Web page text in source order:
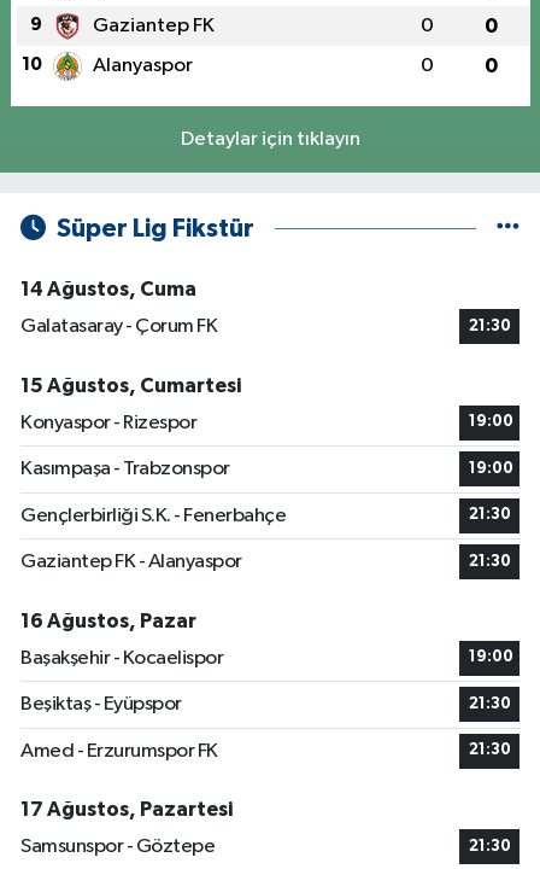
9 Gaziantep FK 0 0
10 Alanyaspor 0 0
Detaylar için tıklayın
Süper Lig Fikstür
14 Ağustos, Cuma
Galatasaray - Çorum FK
21:30
15 Ağustos, Cumartesi
Konyaspor - Rizespor
19:00
Kasımpaşa - Trabzonspor 19:00
Gençlerbirliği S.K. - Fenerbahçe 21:30
Gaziantep FK - Alanyaspor 21:30
16 Ağustos, Pazar
Başakşehir - Kocaelispor
19:00
Beşiktaş - Eyüpspor 21:30
Amed - Erzurumspor FK 21:30
17 Ağustos, Pazartesi
Samsunspor - Göztepe
21:30